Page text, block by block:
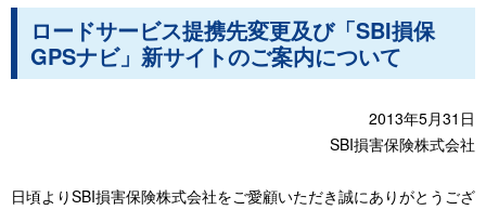
ロードサービス提携先変更及び「SBI損保
GPSナビ」新サイトのご案内について
2013年5月31日
SBI損害保険株式会社
日頃よりSBI損害保険株式会社をご愛顧いただき誠にありがとうござ